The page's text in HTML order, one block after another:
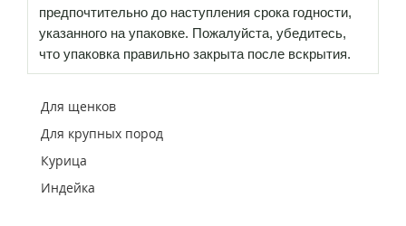
предпочтительно до наступления срока годности,
указанного на упаковке. Пожалуйста, убедитесь,
что упаковка правильно закрыта после вскрытия.
Для щенков
Для крупных пород
Курица
Индейка